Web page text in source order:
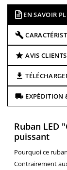
EN SAVOIR
AVIS CLIENTS
EXPÉDITION
Ruban LED
puissant
Pourquoi ce
Contrairement